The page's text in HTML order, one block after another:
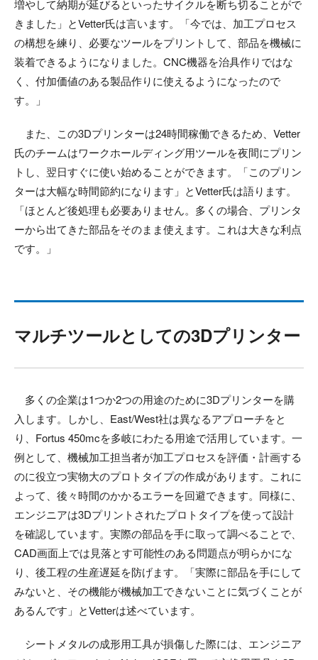
増やして納期が延びるといったサイクルを断ち切ることがで
きました」とVetter氏は言います。「今では、加工プロセス
の構想を練り、必要なツールをプリントして、部品を機械に
装着できるようになりました。CNC機器を治具作りではな
く、付加価値のある製品作りに使えるようになったので
す。」
また、この3Dプリンターは24時間稼働できるため、Vetter
氏のチームはワークホールディング用ツールを夜間にプリン
トし、翌日すぐに使い始めることができます。「このプリン
ターは大幅な時間節約になります」とVetter氏は語ります。
「ほとんど後処理も必要ありません。多くの場合、プリンタ
ーから出てきた部品をそのまま使えます。これは大きな利点
です。」
マルチツールとしての3Dプリンター
多くの企業は1つか2つの用途のために3Dプリンターを購
入します。しかし、East/West社は異なるアプローチをと
り、Fortus 450mcを多岐にわたる用途で活用しています。一
例として、機械加工担当者が加工プロセスを評価・計画する
のに役立つ実物大のプロトタイプの作成があります。これに
よって、後々時間のかかるエラーを回避できます。同様に、
エンジニアは3Dプリントされたプロトタイプを使って設計
を確認しています。実際の部品を手に取って調べることで、
CAD画面上では見落とす可能性のある問題点が明らかにな
り、後工程の生産遅延を防げます。「実際に部品を手にして
みないと、その機能が機械加工できないことに気づくことが
あるんです」とVetterは述べています。
シートメタルの成形用工具が損傷した際には、エンジニア